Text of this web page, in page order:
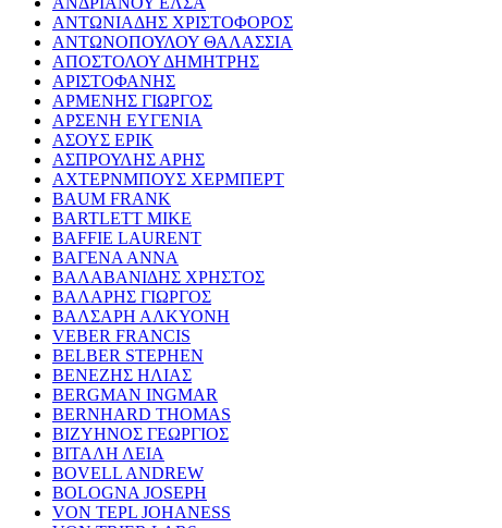
ΑΝΤΩΝΙΑΔΗΣ ΧΡΙΣΤΟΦΟΡΟΣ
ΑΝΤΩΝΟΠΟΥΛΟΥ ΘΑΛΑΣΣΙΑ
ΑΠΟΣΤΟΛΟΥ ΔΗΜΗΤΡΗΣ
ΑΡΙΣΤΟΦΑΝΗΣ
ΑΡΜΕΝΗΣ ΓΙΩΡΓΟΣ
ΑΡΣΕΝΗ ΕΥΓΕΝΙΑ
ΑΣΟΥΣ ΕΡΙΚ
ΑΣΠΡΟΥΛΗΣ ΑΡΗΣ
ΑΧΤΕΡΝΜΠΟΥΣ ΧΕΡΜΠΕΡΤ
BAUM FRANK
BARTLETT MIKE
BAFFIE LAURENT
ΒΑΓΕΝΑ ΑΝΝΑ
ΒΑΛΑΒΑΝΙΔΗΣ ΧΡΗΣΤΟΣ
ΒΑΛΑΡΗΣ ΓΙΩΡΓΟΣ
ΒΑΛΣΑΡΗ ΑΛΚΥΟΝΗ
VEBER FRANCIS
BELBER STEPHEN
ΒΕΝΕΖΗΣ ΗΛΙΑΣ
BERGMAN INGMAR
BERNHARD THOMAS
ΒΙΖΥΗΝΟΣ ΓΕΩΡΓΙΟΣ
ΒΙΤΑΛΗ ΛΕΙΑ
BOVELL ANDREW
BOLOGNA JOSEPH
VON TEPL JOHANESS